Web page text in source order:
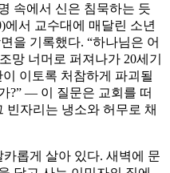
속에서 신은 침묵하는 듯
에서 교수대에 매달린 소년
을 기록했다. “하나님은 어
망 너머로 퍼져나가 20세기
이토록 처참하게 파괴될
?” — 이 질문은 교회를 떠
빈자리는 냉소와 허무로 채
롭게 살아 있다. 새벽에 문